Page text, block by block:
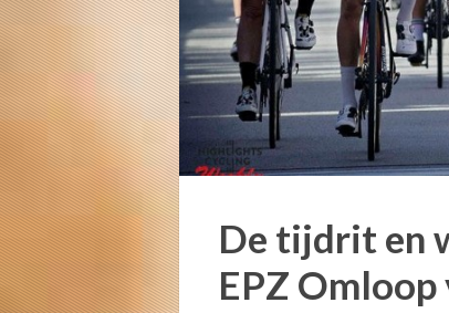
De tijdrit en
EPZ Omloop